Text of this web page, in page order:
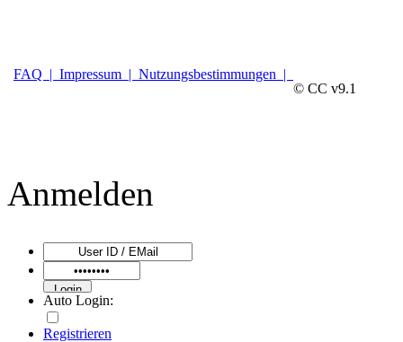
FAQ | Impressum | Nutzungsbestimmungen |
© CC v9.1
Anmelden
Auto Login:
Registrieren